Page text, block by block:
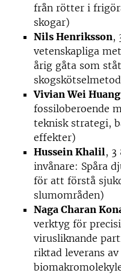
från rötter i
skogar)
Nils Henriksson,
vetenskapliga
årig gåta som
Vivian Wei Huang
fossiloberoende
teknisk strategi,
Hussein Khalil, 3
invånare: Spåra
för att förstå
Naga Charan
verktyg för
virusliknande
riktad leverans